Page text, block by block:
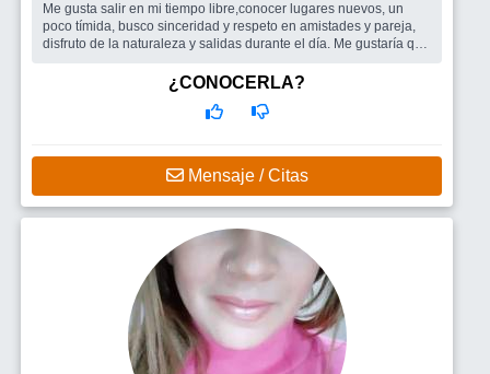
Me gusta salir en mi tiempo libre,conocer lugares nuevos, un
poco tímida, busco sinceridad y respeto en amistades y pareja,
disfruto de la naturaleza y salidas durante el día. Me gustaría que
Compañía para salir o viajar, si esta la posibilidad pareja.
¿CONOCERLA?
Mensaje / Citas